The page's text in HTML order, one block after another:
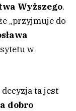
Wyższego.
„przyjmuje do
w
ta jest
dobro